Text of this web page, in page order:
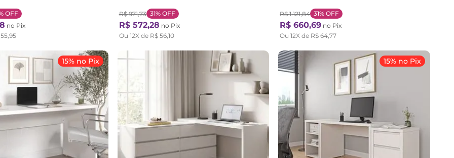
OFF
no Pix
,95
Carvalho
R$ 971,73 31%OFF
R$ 572,28 no Pix
Ou 12X de R$ 56,10
R$ 1.121,84 31% OFF
R$ 660,69 no Pix
Ou12X de R$ 64,77
15% no Pix 15% no Pix